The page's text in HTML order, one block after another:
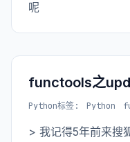
呢
functools之
Python标签: Python
> 我记得5年前来搜